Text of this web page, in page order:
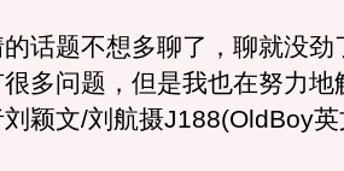
题不想多聊了，聊就没劲
多问题，但是我也在努力地
颖文/刘航摄J188(OldBoy